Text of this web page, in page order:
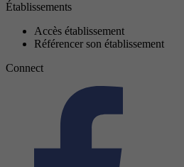
Établissements
Accès établissement
Référencer son établissement
Connect